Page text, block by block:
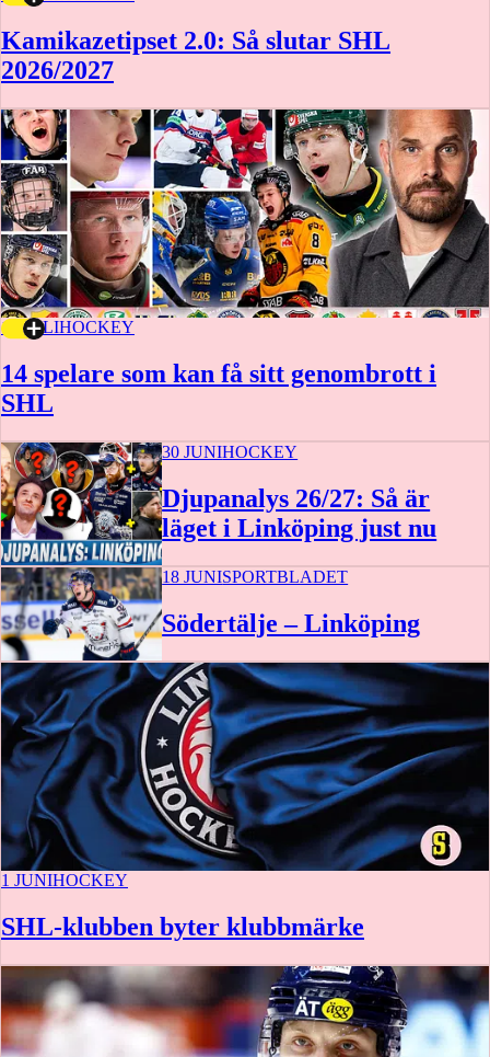
Kamikazetipset 2.0: Så slutar SHL
2026/2027
16 JULIHOCKEY
14 spelare som kan få sitt genombrott i
SHL
30 JUNIHOCKEY
Djupanalys 26/27: Så är
läget i Linköping just nu
27 augusti
18 JUNISPORTBLADET
Södertälje – Linköping
1 JUNIHOCKEY
SHL-klubben byter klubbmärke